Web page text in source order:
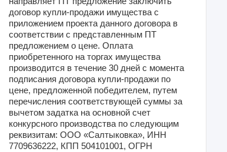
договор купли-продажи имущества с
приложением проекта данного договора в
соответствии с представленным ПТ
предложением о цене. Оплата
приобретенного на торгах имущества
производится в течение 30 дней с момента
подписания договора купли-продажи по
цене, предложенной победителем, путем
перечисления соответствующей суммы за
вычетом задатка на основной счет
конкурсного производства по следующим
реквизитам: ООО «Салтыковка», ИНН
7709636222, КПП 504101001, ОГРН